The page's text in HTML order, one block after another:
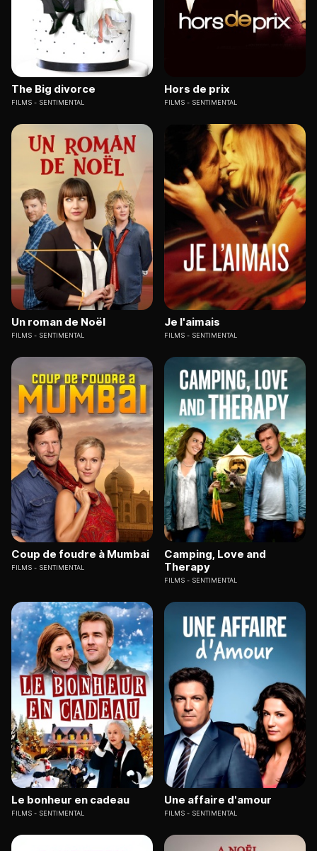
The Big divorce
FILMS SENTIMENTAL
Hors de prix
FILMS SENTIMENTAL
Un roman de Noël
FILMS SENTIMENTAL
Je l'aimais
FILMS SENTIMENTAL
Coup de foudre à Mumbai
FILMS SENTIMENTAL
Camping, Love and
Therapy
FILMS SENTIMENTAL
Le bonheur en cadeau
FILMS SENTIMENTAL
Une affaire d'amour
FILMS SENTIMENTAL